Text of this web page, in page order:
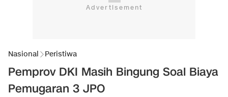
Nasional Peristiwa
Pemprov DKI Masih Bingung Soal Biaya
Pemugaran 3 JPO